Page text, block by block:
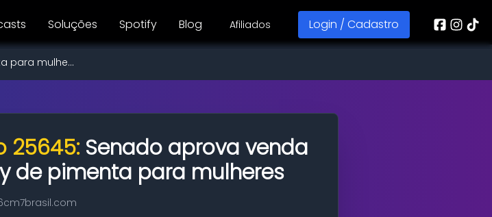
Soluções Spotify Blog Afiliados Login / Cadastro
para mulhe...
25645: Senado aprova venda
de pimenta para mulheres
cm7brasil.com